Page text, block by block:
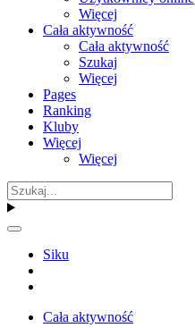
Więcej
Cała aktywność
Cała aktywność
Szukaj
Więcej
Pages
Ranking
Kluby
Więcej
Więcej
Siku
Cała aktywność